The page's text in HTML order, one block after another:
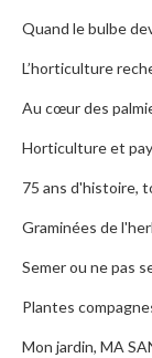
Quand le bulbe
L’horticulture
Au cœur des
Horticulture et
75 ans d'histoire,
Graminées de
Semer ou ne pas
Plantes
Mon jardin, MA